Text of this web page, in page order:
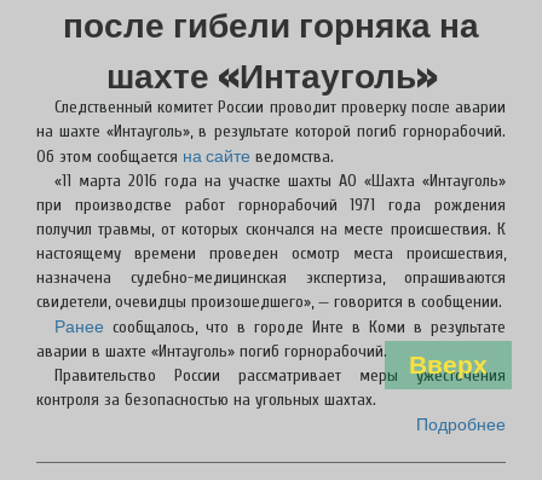
Вверх
после гибели горняка на
шахте «Интауголь»
Следственный комитет России проводит проверку после аварии
на шахте «Интауголь», в результате которой погиб горнорабочий.
Об этом сообщается на сайте ведомства.
«11 марта 2016 года на участке шахты АО «Шахта «Интауголь»
при производстве работ горнорабочий 1971 года рождения
получил травмы, от которых скончался на месте происшествия. К
настоящему времени проведен осмотр места происшествия,
назначена судебно-медицинская экспертиза, опрашиваются
свидетели, очевидцы произошедшего», — говорится в сообщении.
Ранее сообщалось, что в городе Инте в Коми в результате
аварии в шахте «Интауголь» погиб горнорабочий.
Правительство России рассматривает меры ужесточения
контроля за безопасностью на угольных шахтах.
Подробнее